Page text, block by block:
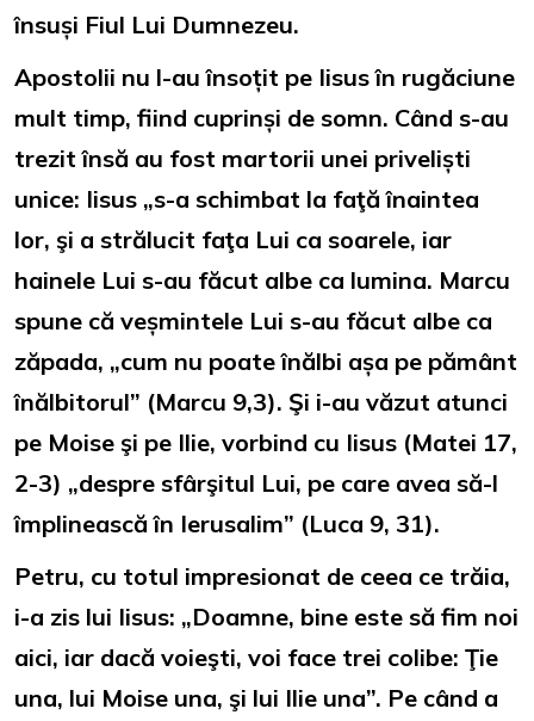
însuși Fiul Lui Dumnezeu.
Apostolii nu l-au însoțit pe Iisus în rugăciune
mult timp, fiind cuprinși de somn. Când s-au
trezit însă au fost martorii unei priveliști
unice: Iisus „s-a schimbat la faţă înaintea
lor, şi a strălucit faţa Lui ca soarele, iar
hainele Lui s-au făcut albe ca lumina. Marcu
spune că veșmintele Lui s-au făcut albe ca
zăpada, „cum nu poate înălbi așa pe pământ
înălbitorul” (Marcu 9,3). Şi i-au văzut atunci
pe Moise şi pe Ilie, vorbind cu Iisus (Matei 17,
2-3) „despre sfârşitul Lui, pe care avea să-l
împlinească în Ierusalim” (Luca 9, 31).
Petru, cu totul impresionat de ceea ce trăia,
i-a zis lui Iisus: „Doamne, bine este să fim noi
aici, iar dacă voieşti, voi face trei colibe: Ţie
una, lui Moise una, şi lui Ilie una”. Pe când a